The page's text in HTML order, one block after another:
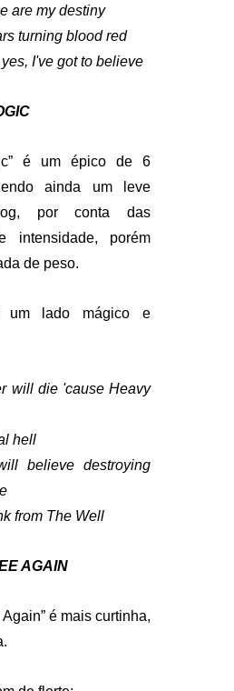
are my destiny
turning blood red
I've got to believe
é um épico de 6
ainda um leve
por conta das
intensidade, porém
de peso.
um lado mágico e
will die 'cause Heavy
hell
believe destroying
from The Well
AGAIN
é mais curtinha,